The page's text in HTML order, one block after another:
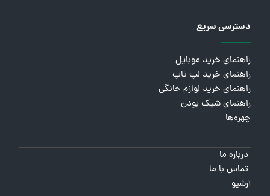
دسترسی سریع
راهنمای خرید موبایل
راهنمای خرید لپ تاپ
راهنمای خرید لوازم خانگی
راهنمای شیک بودن
چهره‌ها
درباره ما
تماس با ما
آرشیو